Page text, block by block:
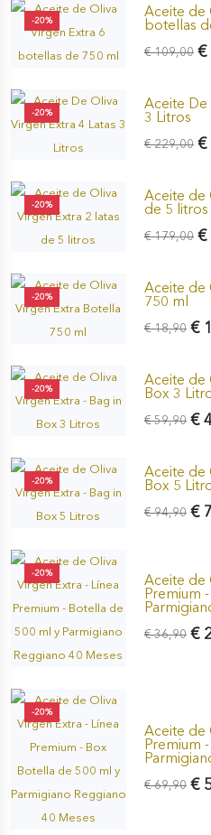
-20%
Aceite de
botellas
€
€ 109,00
-20%
Aceite De
3 Litros
€
€ 229,00
-20%
Aceite de
de 5 litros
€
€ 179,00
-20%
Aceite de
750 ml
€
€ 18,90
-20%
Aceite de
Box 3
€
€ 59,90
-20%
Aceite de
Box 5
€
€ 94,90
-20% Aceite de
Premium
€
€ 36,90
-20%
Aceite de
Premium
€
€ 69,90